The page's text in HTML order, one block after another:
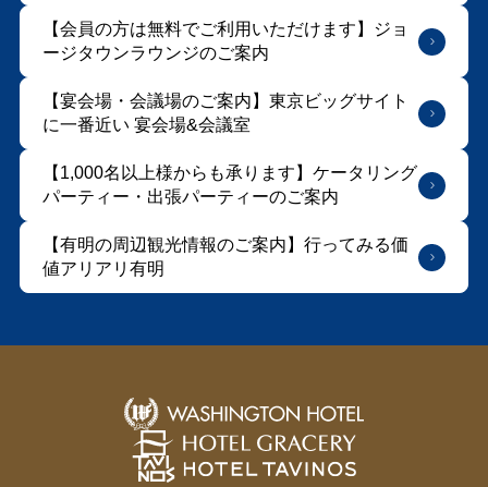
【会員の方は無料でご利用いただけます】ジョ
ージタウンラウンジのご案内
【宴会場・会議場のご案内】東京ビッグサイト
に⼀番近い 宴会場&会議室
【1,000名以上様からも承ります】ケータリング
パーティー・出張パーティーのご案内
【有明の周辺観光情報のご案内】行ってみる価
値アリアリ有明